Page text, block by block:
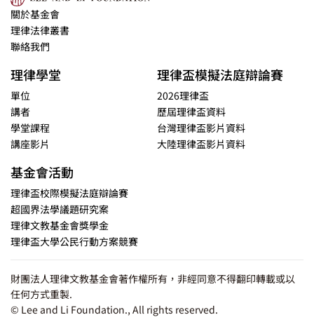
關於基金會
理律法律叢書
聯絡我們
理律學堂
單位
講者
學堂課程
講座影片
理律盃模擬法庭辯論賽
2026理律盃
歷屆理律盃資料
台灣理律盃影片資料
大陸理律盃影片資料
基金會活動
理律盃校際模擬法庭辯論賽
超國界法學議題研究案
理律文教基金會獎學金
理律盃大學公民行動方案競賽
財團法人理律文教基金會著作權所有，非經同意不得翻印轉載或以
任何方式重製.
© Lee and Li Foundation., All rights reserved.